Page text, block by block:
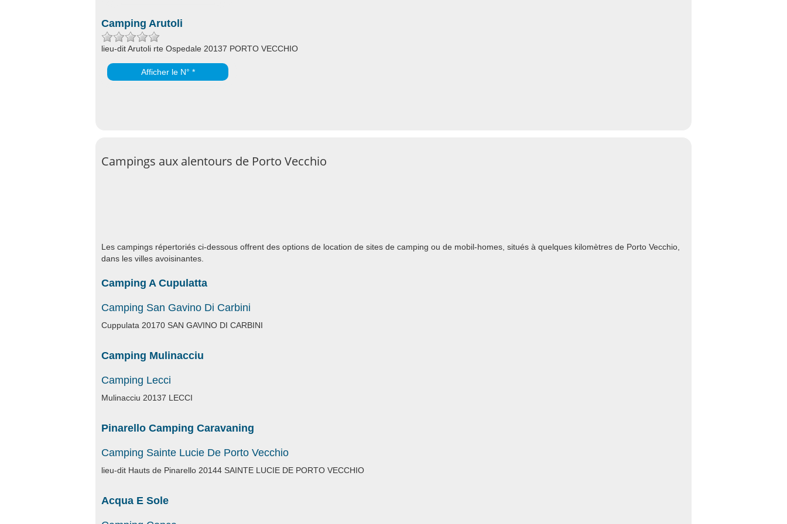
Camping Arutoli
lieu-dit Arutoli rte Ospedale 20137 PORTO VECCHIO
Afficher le N° *
Campings aux alentours de Porto Vecchio
Les campings répertoriés ci-dessous offrent des options de location de sites de camping ou de mobil-homes, situés à quelques kilomètres de Porto Vecchio,
dans les villes avoisinantes.
Camping A Cupulatta
Camping San Gavino Di Carbini
Cuppulata 20170 SAN GAVINO DI CARBINI
Camping Mulinacciu
Camping Lecci
Mulinacciu 20137 LECCI
Pinarello Camping Caravaning
Camping Sainte Lucie De Porto Vecchio
lieu-dit Hauts de Pinarello 20144 SAINTE LUCIE DE PORTO VECCHIO
Acqua E Sole